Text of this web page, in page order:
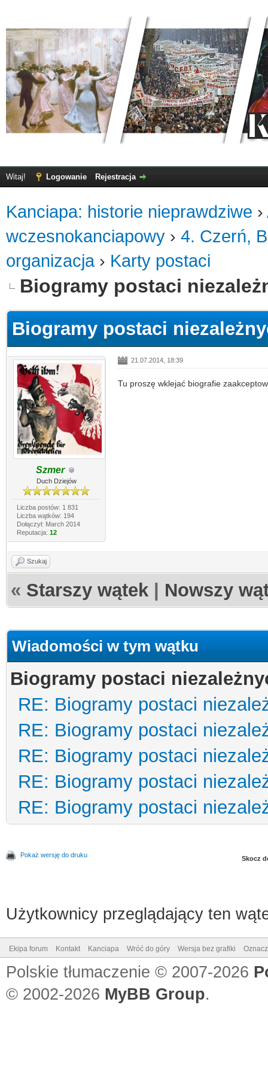
Witaj! Logowanie Rejestracja
Kanciapa: historie nieprawdziwe ›
wczesnokanciapowy › 4. Czerń,
organizacja› Karty postaci
Biogramy postaci
Biogramy postaci
Szmer
Duch Dziejów
Liczba postów: 1 831
Liczba wątków: 194
Dołączył: March 2014
Reputacja: 12
21.07.2014, 18:39
Tu proszę wklejać biografie
Szukaj
« Starszy wątek Nowszy
Wiadomości w tym wątku
Biogramy postaci
RE: Biogramy postaci
RE: Biogramy postaci
RE: Biogramy postaci
RE: Biogramy postaci
RE: Biogramy postaci
Pokaż wersję do druku Skocz
Użytkownicy przeglądający ten
Ekipa forum Kontakt Kanciapa Wróć do góry Wersja bez grafiki
Polskie tłumaczenie © 2007-2026
© 2002-2026 MyBB Group.